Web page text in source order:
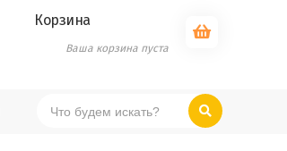
Корзина
Ваша корзина пуста